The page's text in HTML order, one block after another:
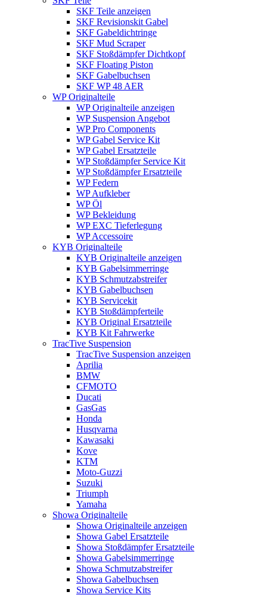
SKF Teile anzeigen
SKF Revisionskit Gabel
SKF Gabeldichtringe
SKF Mud Scraper
SKF Stoßdämpfer Dichtkopf
SKF Floating Piston
SKF Gabelbuchsen
SKF WP 48 AER
WP Originalteile
WP Originalteile anzeigen
WP Suspension Angebot
WP Pro Components
WP Gabel Service Kit
WP Gabel Ersatzteile
WP Stoßdämpfer Service Kit
WP Stoßdämpfer Ersatzteile
WP Federn
WP Aufkleber
WP Öl
WP Bekleidung
WP EXC Tieferlegung
WP Accessoire
KYB Originalteile
KYB Originalteile anzeigen
KYB Gabelsimmerringe
KYB Schmutzabstreifer
KYB Gabelbuchsen
KYB Servicekit
KYB Stoßdämpferteile
KYB Original Ersatzteile
KYB Kit Fahrwerke
TracTive Suspension
TracTive Suspension anzeigen
Aprilia
BMW
CFMOTO
Ducati
GasGas
Honda
Husqvarna
Kawasaki
Kove
KTM
Moto-Guzzi
Suzuki
Triumph
Yamaha
Showa Originalteile
Showa Originalteile anzeigen
Showa Gabel Ersatzteile
Showa Stoßdämpfer Ersatzteile
Showa Gabelsimmerringe
Showa Schmutzabstreifer
Showa Gabelbuchsen
Showa Service Kits